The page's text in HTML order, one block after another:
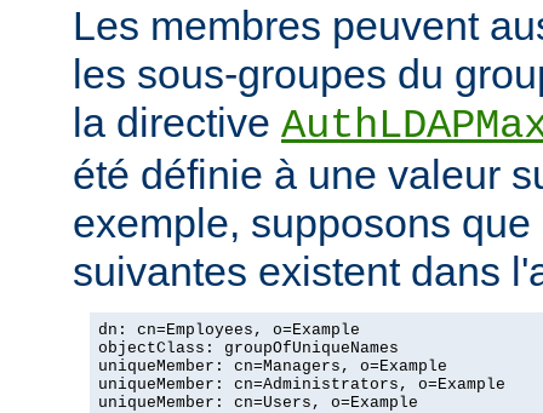
Les membres peuvent
les sous-groupes du
la directive
été définie à une valeur
exemple, supposons
suivantes existent dans
dn: cn=Employees, o=Example
objectClass: groupOfUniqueNames
uniqueMember: cn=Managers, o=Example
uniqueMember: cn=Administrators, o=Example
uniqueMember: cn=Users, o=Example